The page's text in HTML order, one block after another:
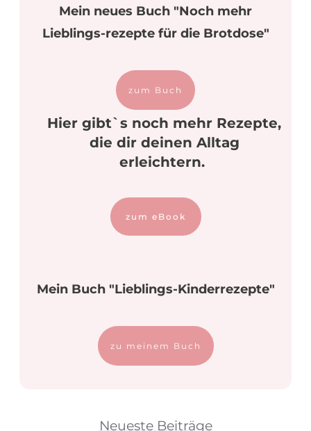
Mein neues Buch "Noch mehr
Lieblings-rezepte für die Brotdose"
zum Buch
Hier gibt`s noch mehr Rezepte,
die dir deinen Alltag
erleichtern.
zum eBook
Mein Buch "Lieblings-Kinderrezepte"
zu meinem Buch
Neueste Beiträge